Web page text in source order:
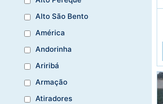
Alto São Bento
América
Andorinha
Ariribá
Armação
Atiradores